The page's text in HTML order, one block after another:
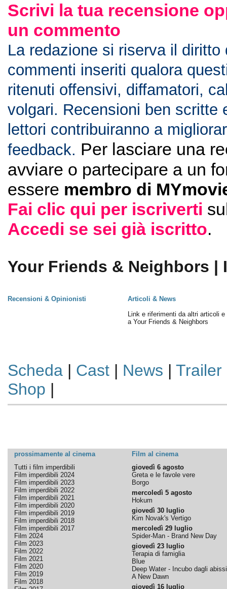
Scrivi la tua recensione
un commento
La redazione si riserva il diritto
commenti inseriti qualora
ritenuti offensivi, diffamatori,
volgari. Recensioni ben scritte
lettori contribuiranno a
feedback. Per lasciare una
avviare o partecipare a un
essere membro di
Fai clic qui per iscriverti
Accedi se sei già iscritto.
Your Friends & Neighbors |
Recensioni & Opinionisti
Articoli & News
Link e riferimenti da altri articoli e
a Your Friends & Neighbors
Scheda| Cast| News | Trailer
Shop |
prossimamente al cinema
Film al cinema
Tutti i film imperdibili
Film imperdibili 2024
Film imperdibili 2023
Film imperdibili 2022
Film imperdibili 2021
Film imperdibili 2020
Film imperdibili 2019
Film imperdibili 2018
Film imperdibili 2017
Film 2024
Film 2023
Film 2022
Film 2021
Film 2020
Film 2019
Film 2018
giovedì 6 agosto
Greta e le favole vere
Borgo
mercoledì 5 agosto
Hokum
giovedì 30 luglio
Kim Novak's Vertigo
mercoledì 29 luglio
Spider-Man - Brand New Day
giovedì 23 luglio
Terapia di famiglia
Blue
Deep Water - Incubo dagli abissi
A New Dawn
giovedì 16 luglio